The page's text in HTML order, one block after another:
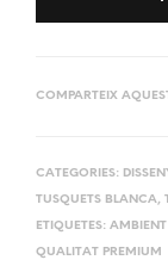
COMPARTEIX
CATEGORIES:
TUSQUETS BLANCA,
ETIQUETES: AMBIENT
QUALITAT PREMIUM